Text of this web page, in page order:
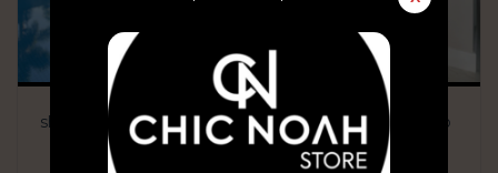
shorts branco tricoline
R$287,00
Cropped Paris preto
R$159,90